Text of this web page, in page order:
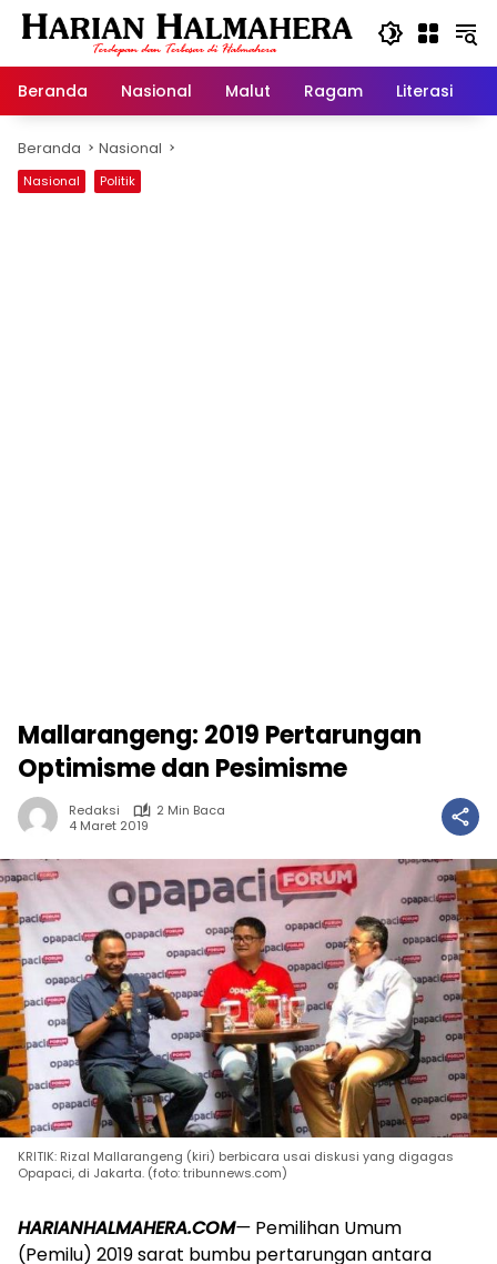
Langsung
Beranda
Nasional Malut Ragam Literasi
Beranda Nasional
Nasional Politik
Mallarangeng: 2019 Pertarungan
Optimisme dan Pesimisme
Redaksi
2 Min Baca
4 Maret 2019
KRITIK: Rizal Mallarangeng (kiri) berbicara usai diskusi yang digagas
Opapaci, di Jakarta. (foto: tribunnews.com)
HARIANHALMAHERA.COM— Pemilihan Umum
(Pemilu) 2019 sarat bumbu pertarungan antara